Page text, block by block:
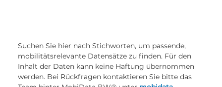
Suchen Sie hier nach Stichworten, um passende,
mobilitätsrelevante Datensätze zu finden. Für den
Inhalt der Daten kann keine Haftung übernommen
werden. Bei Rückfragen kontaktieren Sie bitte das